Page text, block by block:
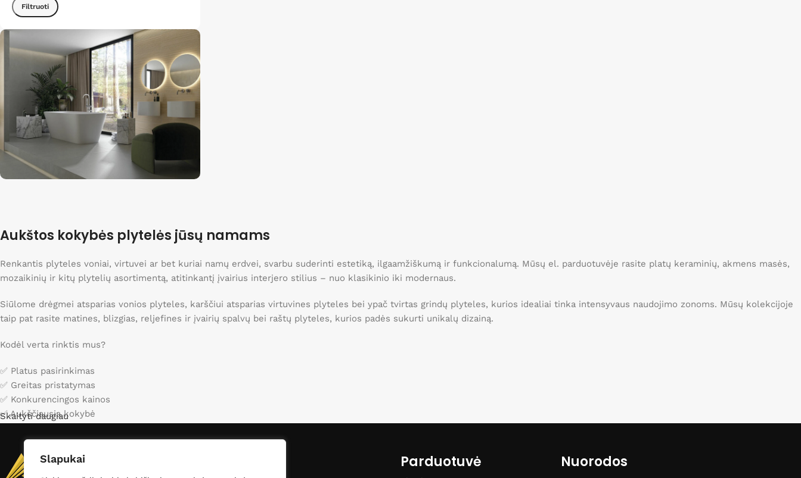
Slapukai
Filtruoti
Apsipirkti
Aukštos kokybės plytelės jūsų namams
Renkantis plyteles voniai, virtuvei ar bet kuriai namų erdvei, svarbu suderinti estetiką, ilgaamžiškumą ir funkcionalumą. Mūsų el. parduotuvėje rasite platų keraminių, akmens masės,
mozaikinių ir kitų plytelių asortimentą, atitinkantį įvairius interjero stilius – nuo klasikinio iki modernaus.
Siūlome drėgmei atsparias vonios plyteles, karščiui atsparias virtuvines plyteles bei ypač tvirtas grindų plyteles, kurios idealiai tinka intensyvaus naudojimo zonoms. Mūsų kolekcijoje
taip pat rasite matines, blizgias, reljefines ir įvairių spalvų bei raštų plyteles, kurios padės sukurti unikalų dizainą.
Kodėl verta rinktis mus?
✅ Platus pasirinkimas
✅ Greitas pristatymas
✅ Konkurencingos kainos
✅ Aukščiausia kokybė
Apsilankykite mūsų kataloge ir raskite idealias plyteles savo namams!
Skaityti daugiau
Parduotuvė Nuorodos